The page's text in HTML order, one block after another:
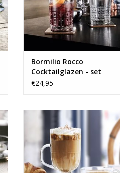
Bormilio Rocco
Cocktailglazen - set
van 6
€24,95